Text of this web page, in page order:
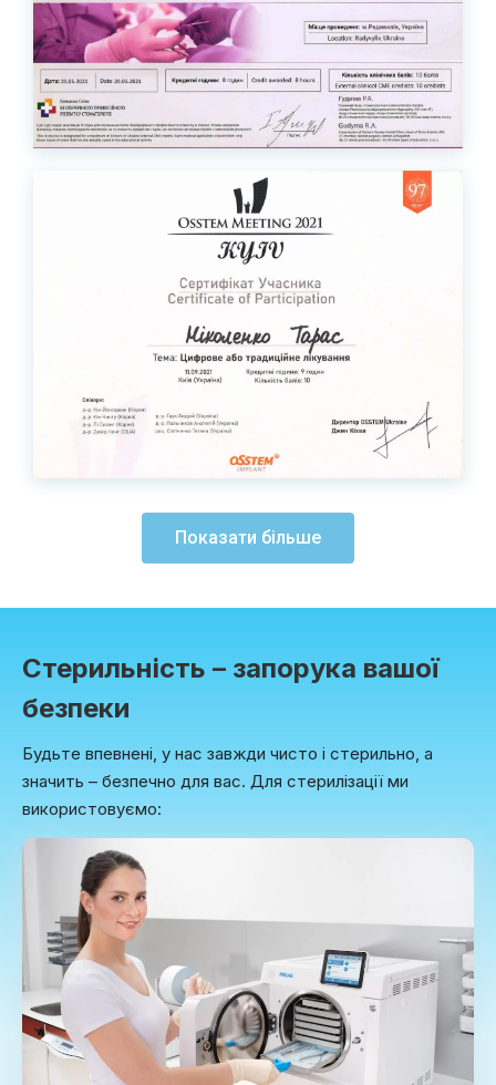
Показати більше
Стерильність – запорука вашої
безпеки
Будьте впевнені, у нас завжди чисто і стерильно, а
значить – безпечно для вас. Для стерилізації ми
використовуємо: